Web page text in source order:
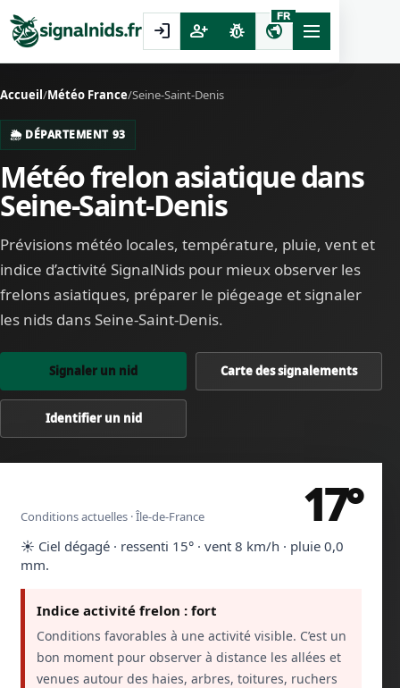
login person_add pest_control public
FR
Accueil/Météo France/Seine-Saint-Denis
🌦️ DÉPARTEMENT 93
Météo frelon asiatique dans
Seine-Saint-Denis
Prévisions météo locales, température, pluie, vent et
indice d’activité SignalNids pour mieux observer les
frelons asiatiques, préparer le piégeage et signaler
les nids dans Seine-Saint-Denis.
Signaler un nid Carte des signalements
Identifier un nid
Conditions actuelles · Île-de-France 17°
☀️ Ciel dégagé · ressenti 15° · vent 8 km/h · pluie 0,0
mm.
Indice activité frelon : fort
Conditions favorables à une activité visible. C’est un
bon moment pour observer à distance les allées et
venues autour des haies, arbres, toitures, ruchers